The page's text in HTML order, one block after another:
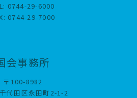
0744-29-6000
0744-29-7000
会事務所
〒100-8982
代田区永田町2-1-2